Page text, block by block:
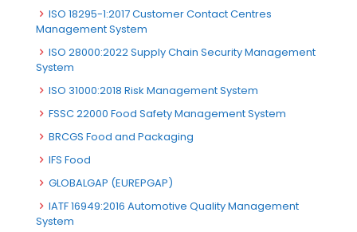
ISO 18295-1:2017 Customer Contact Centres
Management System
ISO 28000:2022 Supply Chain Security Management
System
ISO 31000:2018 Risk Management System
FSSC 22000 Food Safety Management System
BRCGS Food and Packaging
IFS Food
GLOBALGAP (EUREPGAP)
IATF 16949:2016 Automotive Quality Management
System